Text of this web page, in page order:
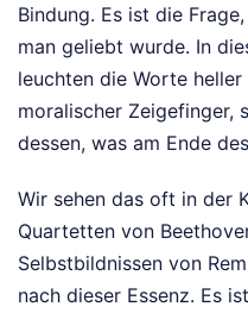
Bindung. Es ist die
man geliebt wurde. In
leuchten die Worte
moralischer Zeigefinger,
dessen, was am Ende
Wir sehen das oft in der
Quartetten von
Selbstbildnissen von
nach dieser Essenz. Es